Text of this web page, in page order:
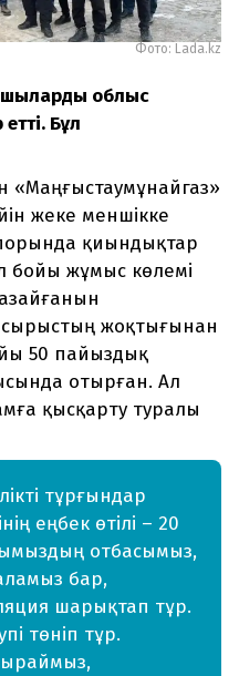
Фото: Lada.kz
облыс
Бұл
«Маңғыстаумұнайгаз»
жеке меншікке
қиындықтар
бойы жұмыс көлемі
жоқтығынан
50 пайыздық
отырған. Ал
қысқарту туралы
тұрғындар
еңбек өтілі – 20
отбасымыз,
бар,
шарықтап тұр.
төніп тұр.